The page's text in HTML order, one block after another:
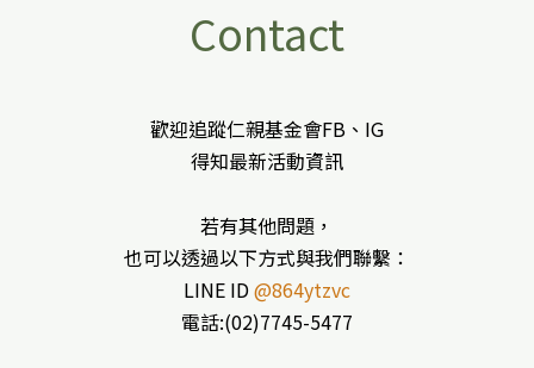
Contact
歡迎追蹤仁親基金會FB、IG
得知最新活動資訊
若有其他問題，
也可以透過以下方式與我們聯繫：
LINE ID@864ytzvc
電話:(02)7745-5477